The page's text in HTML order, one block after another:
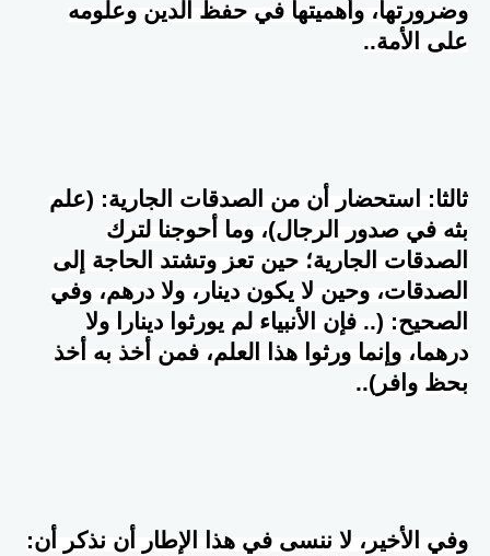
وضرورتها، وأهميتها في حفظ الدين وعلومه
على الأمة..
ثالثا: استحضار أن من الصدقات الجارية: (علم
بثه في صدور الرجال)، وما أحوجنا لترك
الصدقات الجارية؛ حين تعز وتشتد الحاجة إلى
الصدقات، وحين لا يكون دينار، ولا درهم، وفي
الصحيح: (.. فإن الأنبياء لم يورثوا دينارا ولا
درهما، وإنما ورثوا هذا العلم، فمن أخذ به أخذ
بحظ وافر)..
وفي الأخير، لا ننسى في هذا الإطار أن نذكر أن: